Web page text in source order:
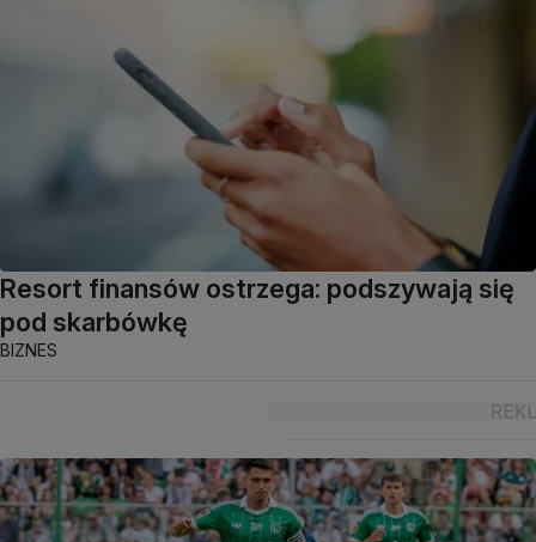
Resort finansów ostrzega: podszywają się
pod skarbówkę
BIZNES